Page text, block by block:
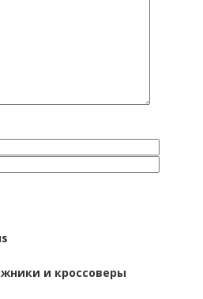
и кроссоверы